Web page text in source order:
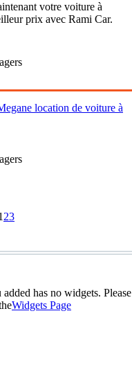
votre voiture à
prix avec Rami Car.
location de voiture à
23
has no widgets. Please
Widgets Page